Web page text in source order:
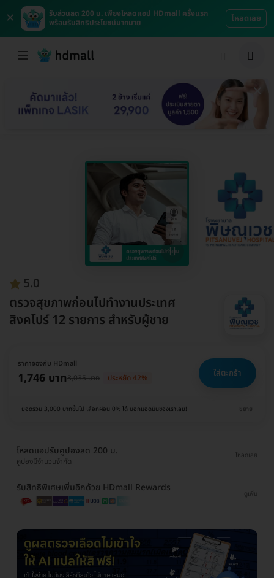
×
รับส่วนลด 200 บ. เพียงโหลดแอป HDmall ครั้งแรก
พร้อมรับสิทธิประโยชน์มากมาย
โหลดเลย
5.0
ตรวจสุขภาพก่อนไปทำงานประเทศ
สิงคโปร์ 12 รายการ สำหรับผู้ชาย
ราคาจองกับ HDmall
1,746 บาท3,035 บาท ประหยัด 42% ใส่ตะกร้า
ยอดรวม 3,000 บาทขึ้นไป เลือกผ่อน 0% ได้ บอกแอดมินของเราเลย! ขยาย
โหลดแอปรับคูปองลด 200 บ.
คูปองมีจำนวนจำกัด
โหลดเลย
รับสิทธิพิเศษเพิ่มอีกด้วย HDmall Rewards
ดูเพิ่ม